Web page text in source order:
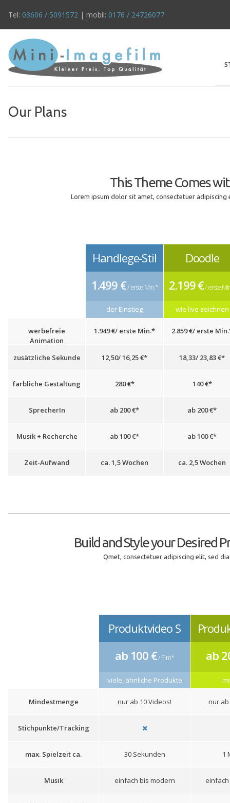
Tel: 03606 / 5091572 | mobil: 0176 / 24726077
Our Plans
This Theme Comes
Lorem ipsum dolor sit amet, consectetuer
werbefreie
Animation
zusätzliche Sekunde
farbliche Gestaltung
SprecherIn
Musik + Recherche
Zeit-Aufwand
Handlege-Stil
1.499 €/ erste Min.*
der Einstieg
1.949 €/ erste Min.*
12,50/ 16,25 €*
280 €*
ab 200 €*
ab 100 €*
ca. 1,5 Wochen
Doodle
2.199 €/ erste
wie live zeichnen
2.859 €/ erste
18,33/ 23,83 €*
140 €*
ab 200 €*
ab 100 €*
ca. 2,5 Wochen
Build and Style your Desired
Qmet, consectetuer adipiscing elit, sed
Mindestmenge
Stichpunkte/Tracking
max. Spielzeit ca.
Musik
Produktvideo S
ab 100 €/ Film*
viele, ähnliche Produkte
nur ab 10 Videos!
30 Sekunden
einfach bis modern
ab
nur ab
1